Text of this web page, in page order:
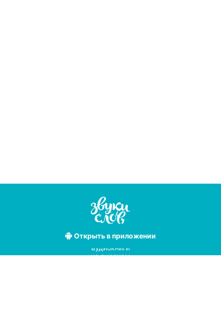
Открытьв приложении
Лучшие
аудиокниги
на русском